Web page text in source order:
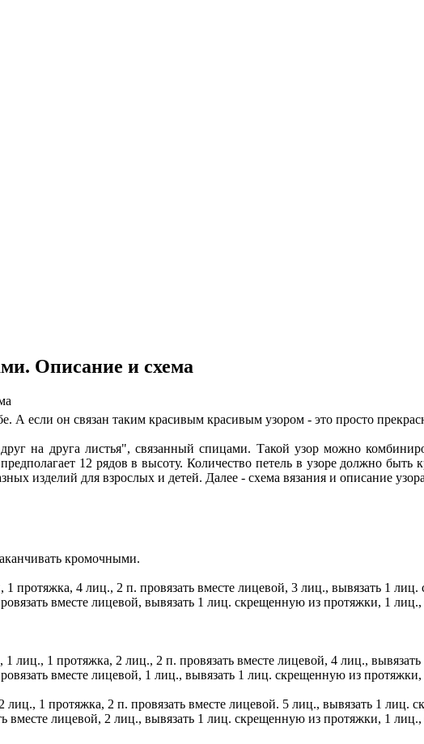
Описание и схема
А если он связан таким красивым красивым узором - это просто
на друга листья", связанный спицами. Такой узор можно
12 рядов в высоту. Количество петель в узоре должно
изделий для взрослых и детей. Далее - схема вязания и описание
кромочными.
4 лиц., 2 п. провязать вместе лицевой, 3 лиц., вывязать 1
вместе лицевой, вывязать 1 лиц. скрещенную из протяжки, 1 лиц.,
1 протяжка, 2 лиц., 2 п. провязать вместе лицевой, 4 лиц.,
вместе лицевой, 1 лиц., вывязать 1 лиц. скрещенную из протяжки,
1 протяжка, 2 п. провязать вместе лицевой. 5 лиц., вывязать 1 лиц.
лицевой, 2 лиц., вывязать 1 лиц. скрещенную из протяжки, 1 лиц.,